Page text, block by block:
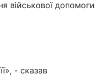
військової допомоги
- сказав